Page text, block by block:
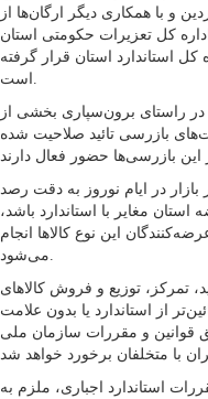
از پانزدهم اسفندماه تا 15 فروردین و با همکاری دیگر ارگان‌ها از
کل تعزیرات حکومتی استان
استاندارد استان قرار گرفته
در راستای برون‌سپاری بخشی از
بازرسی تائید صلاحیت شده
در ایام نوروز به دقت رصد
مغایر با استاندارد باشد،
این نوع کالاها انجام
تمرکز، ‌توزیع و فروش کالاهای
از استاندارد یا بدون علامت
قوانین و مقررات سازمان ملی
استاندارد اجباری، ملزم به